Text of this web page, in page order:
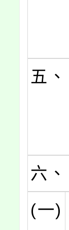
五、
六、
(一)